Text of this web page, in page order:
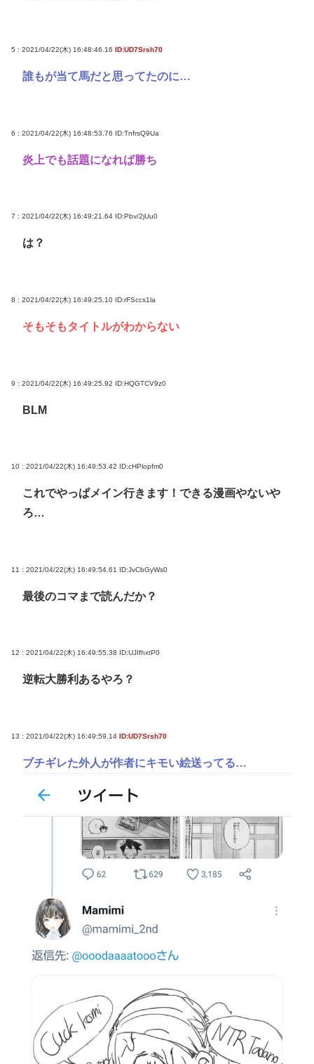
5 : 2021/04/22(木) 16:48:46.16 ID:UD7Srsh70
誰もが当て馬だと思ってたのに…
6 : 2021/04/22(木) 16:48:53.76 ID:TnfrsQ9Ua
炎上でも話題になれば勝ち
7 : 2021/04/22(木) 16:49:21.64 ID:Pbv/2jUu0
は？
8 : 2021/04/22(木) 16:49:25.10 ID:rFSccs1la
そもそもタイトルがわからない
9 : 2021/04/22(木) 16:49:25.92 ID:HQGTCV9z0
BLM
10 : 2021/04/22(木) 16:49:53.42 ID:cHPlopfm0
これでやっぱメイン行きます！できる漫画やないや
ろ…
11 : 2021/04/22(木) 16:49:54.61 ID:JvCbGyWs0
最後のコマまで読んだか？
12 : 2021/04/22(木) 16:49:55.38 ID:UJIfhxtP0
逆転大勝利あるやろ？
13 : 2021/04/22(木) 16:49:59.14 ID:UD7Srsh70
ブチギレた外人が作者にキモい絵送ってる…